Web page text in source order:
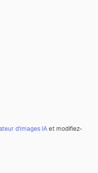
d’images IAet modifiez-